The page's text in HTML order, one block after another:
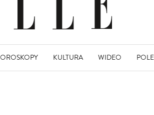
KULTURA WIDEO